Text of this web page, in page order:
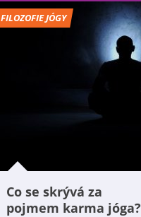
FILOZOFIE JÓGY
Co se skrývá za
pojmem karma jóga?